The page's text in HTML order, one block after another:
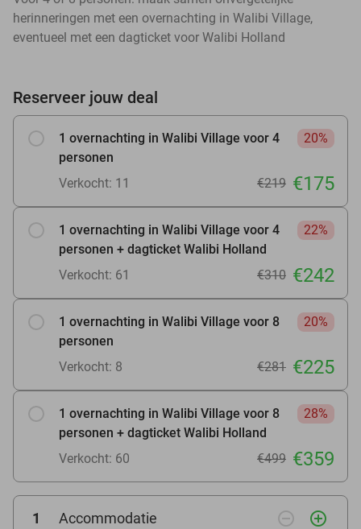
herinneringen met een overnachting in Walibi Village,
eventueel met een dagticket voor Walibi Holland
Reserveer jouw deal
1 overnachting in Walibi Village voor 4
personen
20%
Verkocht: 11 €219 €175
1 overnachting in Walibi Village voor 4
personen + dagticket Walibi Holland
22%
Verkocht: 61 €310 €242
1 overnachting in Walibi Village voor 8
personen
20%
Verkocht: 8 €281 €225
1 overnachting in Walibi Village voor 8
personen + dagticket Walibi Holland
28%
Verkocht: 60 €499 €359
1 Accommodatie remove_circle_outline add_circle_outline